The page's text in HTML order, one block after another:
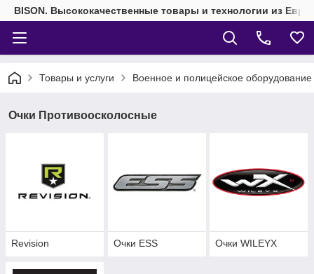
BISON. Высококачественные товары и технологии из
Товары и услуги Военное и полицейское
Очки Противоосколосные
Revision Очки ESS Очки WILEYX